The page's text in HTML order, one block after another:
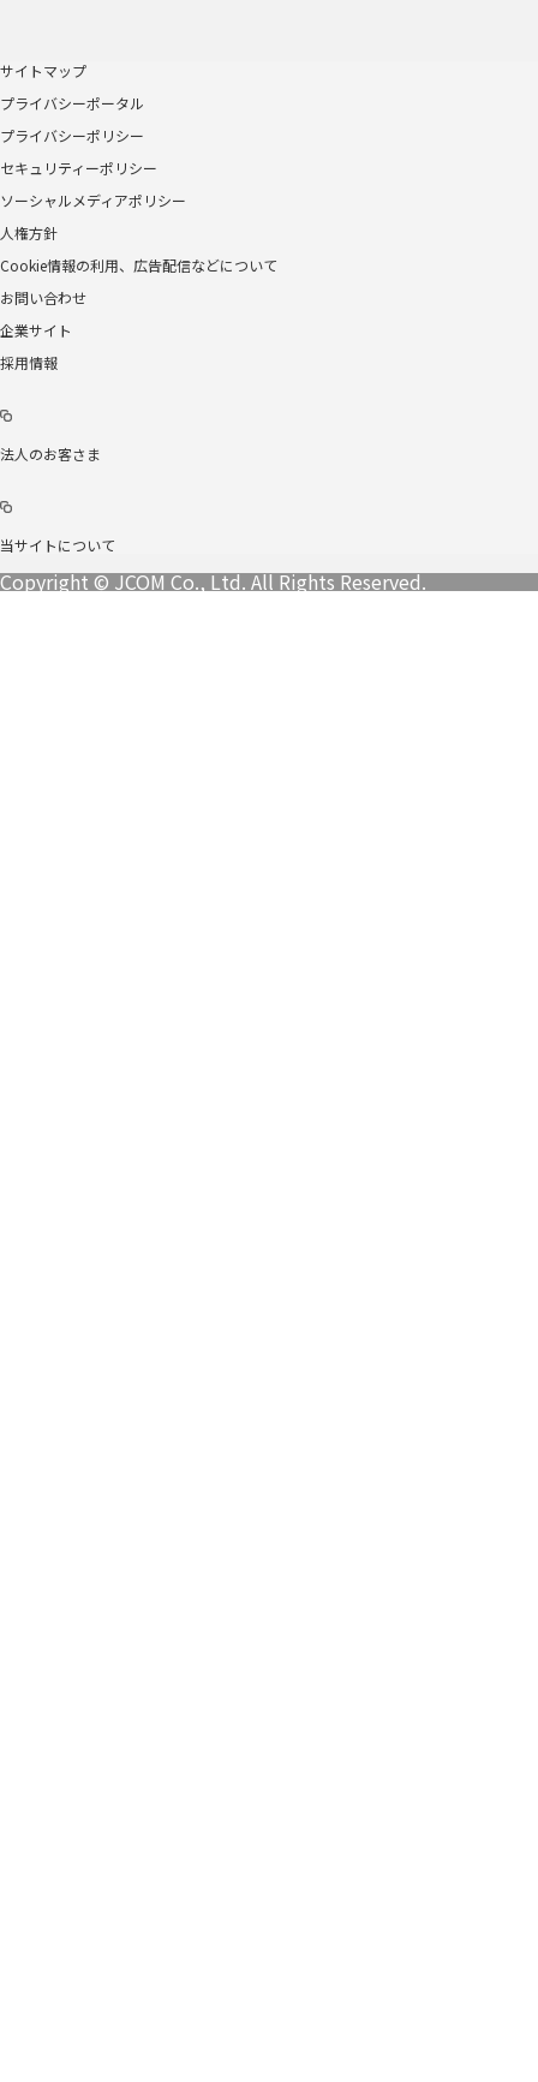
サイトマップ
プライバシーポータル
プライバシーポリシー
セキュリティーポリシー
ソーシャルメディアポリシー
人権方針
Cookie情報の利用、広告配信などについて
お問い合わせ
企業サイト
採用情報
法人のお客さま
当サイトについて
Copyright © JCOM Co., Ltd. All Rights Reserved.